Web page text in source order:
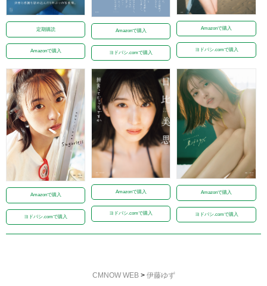
定期購読
Amazonで購入
Amazonで購入
ヨドバシ.comで購入
Amazonで購入
ヨドバシ.comで購入
Amazonで購入
ヨドバシ.comで購入
Amazonで購入
ヨドバシ.comで購入
Amazonで購入
ヨドバシ.comで購入
CMNOW WEB> 伊藤ゆず